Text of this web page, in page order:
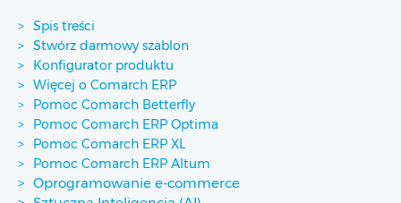
Spis treści
Stwórz darmowy szablon
Konfigurator produktu
Więcej o Comarch ERP
Pomoc Comarch Betterfly
Pomoc Comarch ERP Optima
Pomoc Comarch ERP XL
Pomoc Comarch ERP Altum
Oprogramowanie e-commerce